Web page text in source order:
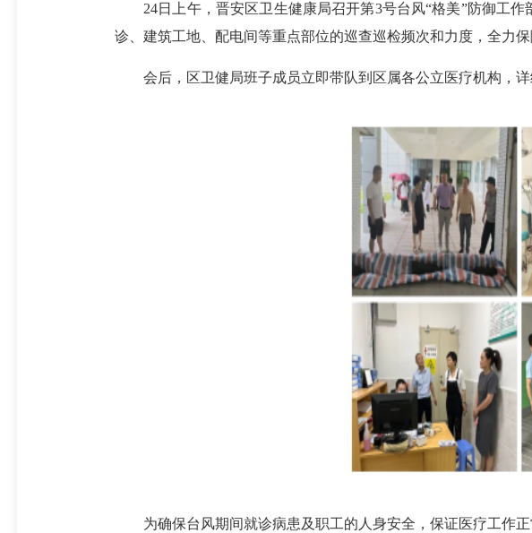
24日上午，晋安区卫生健康局召开第3号台风“格美”防御工作
诊、建筑工地、配电间等重点部位的巡查巡检频次和力度，全力保
会后，区卫健局班子成员立即带队到区属各公立医疗机构，详
为确保台风期间就诊病患及职工的人身安全，保证医疗工作正